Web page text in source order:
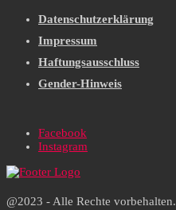
Datenschutzerklärung
Impressum
Haftungsausschluss
Gender-Hinweis
Facebook
Instagram
@2023 - Alle Rechte vorbehalten.